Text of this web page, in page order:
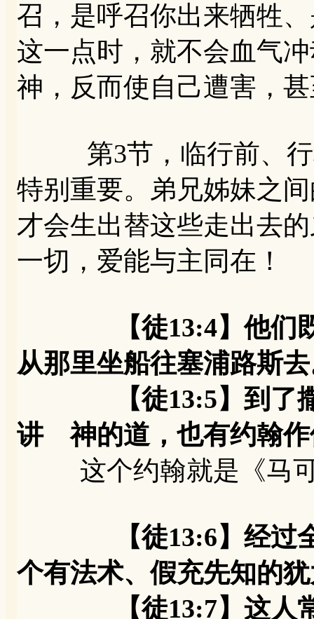
召，是呼召你出来牺牲
这一点时，就不会血气
神，反而使自己遭害，
第3节，临行前、行
特别重要。弟兄姊妹之
才会生出替这些走出去
一切，爱能与主同在！
【徒13:4】他
从那里坐船往塞浦路斯
【徒13:5】到了撒
讲 神的道，也有约翰作
这个约翰就是《马可
【徒13:6】经
个有法术、假充先知的
【徒13:7】这人常